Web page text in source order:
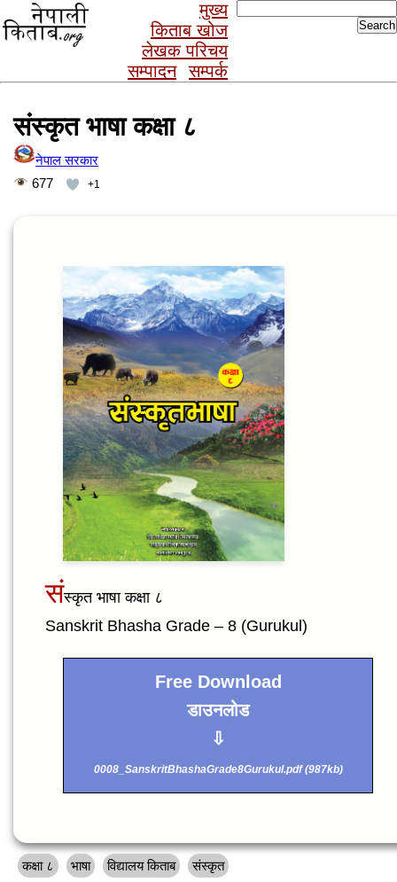
मुख्य
किताब खोज
लेखक परिचय
सम्पादन
सम्पर्क
for:
संस्कृत भाषा कक्षा ८
नेपाल सरकार
677
+1
संस्कृत भाषा कक्षा ८
Sanskrit Bhasha Grade – 8 (Gurukul)
Free Download
डाउनलोड
⇩
0008_SanskritBhashaGrade8Gurukul.pdf (987kb)
कक्षा ८ भाषा विद्यालय किताब संस्कृत